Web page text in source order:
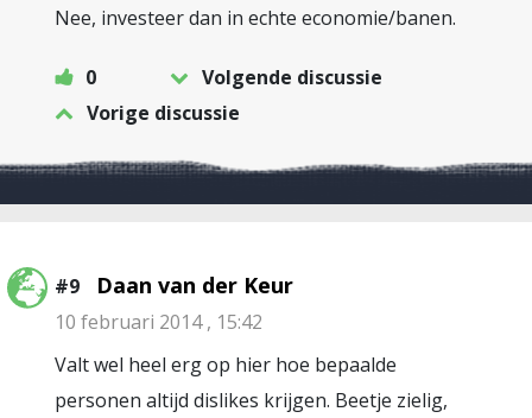
Nee, investeer dan in echte economie/banen.
0
Volgende discussie
Vorige discussie
#9 Daan van der Keur
10 februari 2014 , 15:42
Valt wel heel erg op hier hoe bepaalde
personen altijd dislikes krijgen. Beetje zielig,